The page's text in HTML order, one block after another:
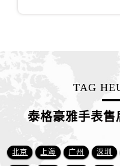
TAG
泰格豪雅手表售
北京 上海 广州 深圳